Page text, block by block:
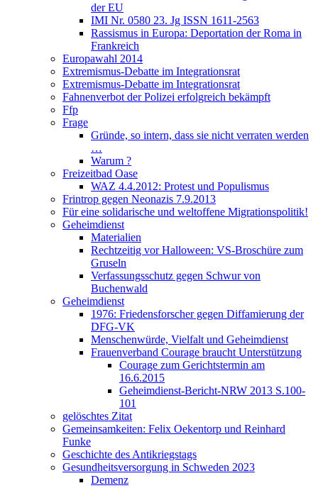
der EU
IMI Nr. 0580 23. Jg ISSN 1611-2563
Rassismus in Europa: Deportation der Roma in
Frankreich
Europawahl 2014
Extremismus-Debatte im Integrationsrat
Extremismus-Debatte im Integrationsrat
Fahnenverbot der Polizei erfolgreich bekämpft
Ffp
Frage
Gründe, so intern, dass sie nicht verraten werden
…
Warum ?
Freizeitbad Oase
WAZ 4.4.2012: Protest und Populismus
Frintrop gegen Neonazis 7.9.2013
Für eine solidarische und weltoffene Migrationspolitik!
Geheimdienst
Materialien
Rechtzeitig vor Halloween: VS-Broschüre zum
Gruseln
Verfassungsschutz gegen Schwur von
Buchenwald
Geheimdienst
1976: Friedensforscher gegen Diffamierung der
DFG-VK
Menschenwürde, Vielfalt und Geheimdienst
Frauenverband Courage braucht Unterstützung
Courage zum Gerichtstermin am
16.6.2015
Geheimdienst-Bericht-NRW 2013 S.100-
101
gelöschtes Zitat
Gemeinsamkeiten: Felix Oekentorp und Reinhard
Funke
Geschichte des Antikriegstags
Gesundheitsversorgung in Schweden 2023
Demenz